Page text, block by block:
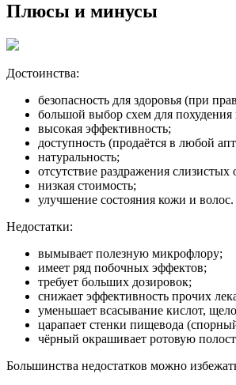
Плюсы и минусы
Достоинства:
безопасность для здоровья (при
большой выбор схем для
высокая эффективность;
доступность (продаётся в любой
натуральность;
отсутствие раздражения
низкая стоимость;
улучшение состояния кожи и волос.
Недостатки:
вымывает полезную микрофлору;
имеет ряд побочных эффектов;
требует больших дозировок;
снижает эффективность прочих
уменьшает всасывание кислот,
царапает стенки пищевода
чёрный окрашивает ротовую
Большинства недостатков можно